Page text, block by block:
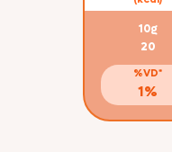
10g
20
%VD*
1%